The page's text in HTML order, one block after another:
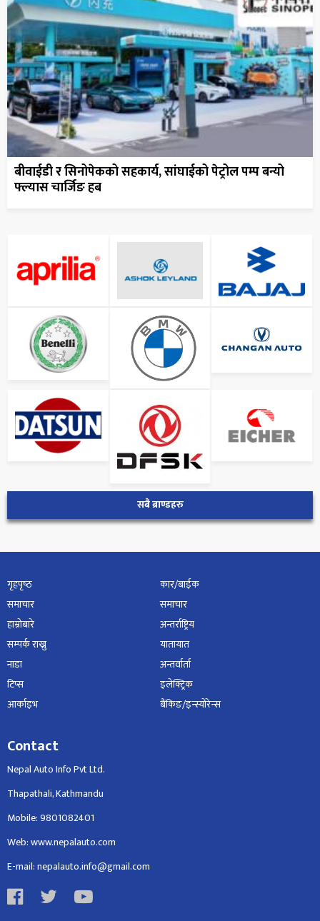
बीवाईडी र सिनोपेकको सहकार्य, सांघाईको पेट्रोल पम्प बन्यो
फ्ल्यास चार्जिङ हब
सबै ब्राण्डहरु
गृहपृष्‍ठ
समाचार
हाम्रोबारे
सम्पर्क राख्नु
नाडा
टिप्स
आर्काइभ
कार/बाईक
समाचार
अन्तर्राष्ट्रिय
यातायात
अन्तर्वार्ता
इलेक्ट्रिक
बैंकिङ/इन्स्योरेन्स
Contact
Nepal Auto Info Pvt Ltd.
Thapathali, Kathmandu
Mobile: 9801082401
Web: www.nepalauto.com
E-mail: nepalauto.info@gmail.com